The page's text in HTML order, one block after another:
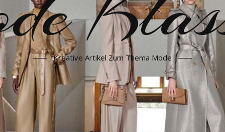
Kreative Artikel Zum Thema Mode